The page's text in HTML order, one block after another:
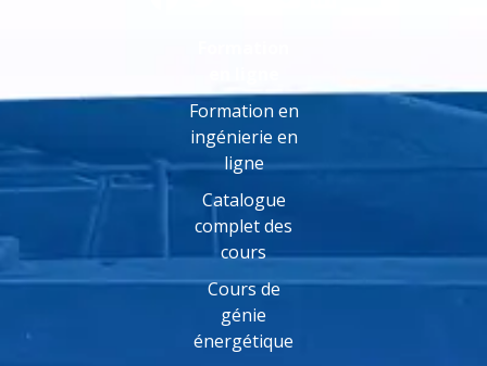
Formation en
ingénierie en
ligne
Catalogue
complet des
cours
Cours de
génie
énergétique